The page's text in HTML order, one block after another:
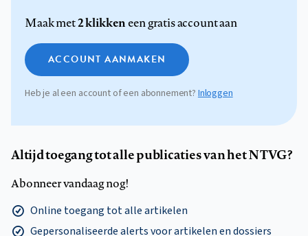
Maak met2 klikkeneen gratis account aan
ACCOUNT AANMAKEN
Heb je al een account of een abonnement?Inloggen
Altijd toegang tot alle publicaties van het NTVG?
Abonneer vandaag nog!
Online toegang tot alle artikelen
Gepersonaliseerde alerts voor artikelen en dossiers